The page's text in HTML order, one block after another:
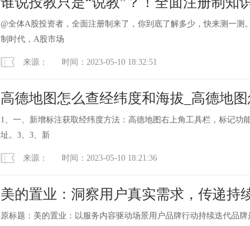
礼就等你！
@全体A股投资者，全面注册制来了，你到底了解多少，快来测一测
制时代，A股市场
来源： 时间：2023-05-10 18:32:51
高德地图怎么查经纬度和海拔_高德地
1、一、新增标注获取经纬度方法：高德地图右上角工具栏，标记功
址。3、3、新
来源： 时间：2023-05-10 18:21:36
美的置业：洞察用户真实需求，传递持
原标题：美的置业：以服务内容驱动场景用户品牌行动持续迭代品